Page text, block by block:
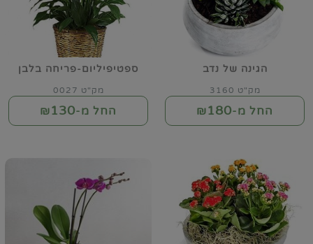
הגינה של נדב
מק"ט 3160
החל מ-₪180
ספטיפיליום-פריחה בלבן
מק"ט 0027
החל מ-₪130